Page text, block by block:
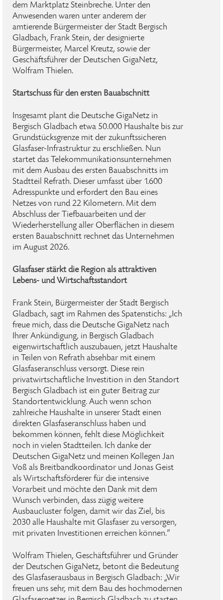
dem Marktplatz Steinbreche. Unter den
Anwesenden waren unter anderem der
amtierende Bürgermeister der Stadt Bergisch
Gladbach, Frank Stein, der designierte
Bürgermeister, Marcel Kreutz, sowie der
Geschäftsführer der Deutschen GigaNetz,
Wolfram Thielen.
Startschuss für den ersten Bauabschnitt
Insgesamt plant die Deutsche GigaNetz in
Bergisch Gladbach etwa 50.000 Haushalte bis zur
Grundstücksgrenze mit der zukunftssicheren
Glasfaser-Infrastruktur zu erschließen. Nun
startet das Telekommunikationsunternehmen
mit dem Ausbau des ersten Bauabschnitts im
Stadtteil Refrath. Dieser umfasst über 1.600
Adresspunkte und erfordert den Bau eines
Netzes von rund 22 Kilometern. Mit dem
Abschluss der Tiefbauarbeiten und der
Wiederherstellung aller Oberflächen in diesem
ersten Bauabschnitt rechnet das Unternehmen
im August 2026.
Glasfaser stärkt die Region als attraktiven
Lebens- und Wirtschaftsstandort
Frank Stein, Bürgermeister der Stadt Bergisch
Gladbach, sagt im Rahmen des Spatenstichs: „Ich
freue mich, dass die Deutsche GigaNetz nach
Ihrer Ankündigung, in Bergisch Gladbach
eigenwirtschaftlich auszubauen, jetzt Haushalte
in Teilen von Refrath absehbar mit einem
Glasfaseranschluss versorgt. Diese rein
privatwirtschaftliche Investition in den Standort
Bergisch Gladbach ist ein guter Beitrag zur
Standortentwicklung. Auch wenn schon
zahlreiche Haushalte in unserer Stadt einen
direkten Glasfaseranschluss haben und
bekommen können, fehlt diese Möglichkeit
noch in vielen Stadtteilen. Ich danke der
Deutschen GigaNetz und meinen Kollegen Jan
Voß als Breitbandkoordinator und Jonas Geist
als Wirtschaftsförderer für die intensive
Vorarbeit und möchte den Dank mit dem
Wunsch verbinden, dass zügig weitere
Ausbaucluster folgen, damit wir das Ziel, bis
2030 alle Haushalte mit Glasfaser zu versorgen,
mit privaten Investitionen erreichen können.“
Wolfram Thielen, Geschäftsführer und Gründer
der Deutschen GigaNetz, betont die Bedeutung
des Glasfaserausbaus in Bergisch Gladbach: „Wir
freuen uns sehr, mit dem Bau des hochmodernen